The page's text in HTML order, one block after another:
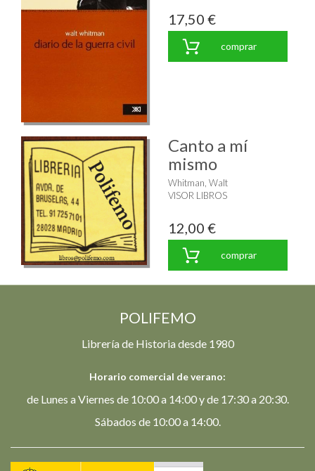
17,50 €
comprar
Canto a mí
mismo
Whitman, Walt
VISOR LIBROS
12,00 €
comprar
POLIFEMO
Librería de Historia desde 1980
Horario comercial de verano:
de Lunes a Viernes de 10:00 a 14:00 y de 17:30 a 20:30.
Sábados de 10:00 a 14:00.